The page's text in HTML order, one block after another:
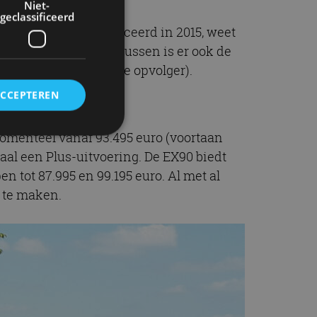
tweede, geïntroduceerd in 2015, weet
wel even. Ondertussen is er ook de
wel als indirecte opvolger).
vanaf 93.495 euro (voortaan
een Plus-uitvoering. De EX90 biedt
tot 87.995 en 99.195 euro. Al met al
maken.
Niet-
geclassificeerd
en
om
de bezoeker
van de
van